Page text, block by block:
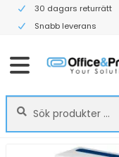
30 dagars returrätt
Snabb leverans
Sök
efter:
Sök